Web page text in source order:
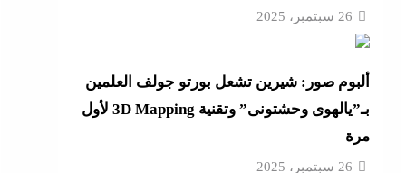
26 سبتمبر، 2025
ألبوم صور: شيرين تشعل بورتو جولف العلمين
بـ”يالهوى وحشتونى” وتقنية 3D Mapping لأول
مرة
26 سبتمبر، 2025